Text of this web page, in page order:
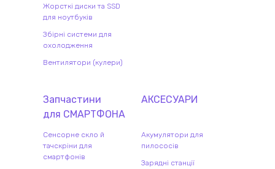
Жорсткі диски та SSD
для ноутбуків
Збірні системи для
охолодження
Вентилятори (кулери)
Запчастини
для СМАРТФОНА
Сенсорне скло й
тачскріни для
смартфонів
АКСЕСУАРИ
Акумулятори для
пилососів
Зарядні станції